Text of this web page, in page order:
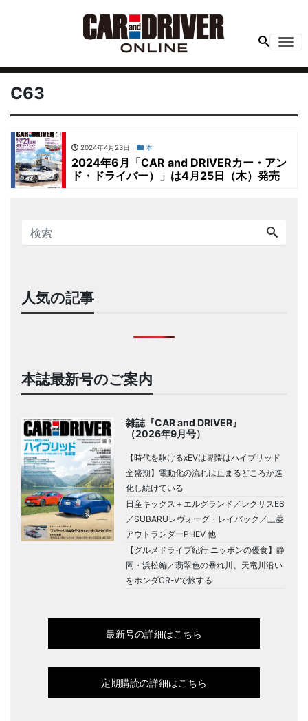
C63
2024年4月23日 本
2024年6月「CAR and DRIVERカー・アン
ド・ドライバー）」は4月25日（木）発売
人気の記事
本誌最新号のご案内
雑誌『CAR and DRIVER』
（2026年9月号）
【時代を駆けるxEVは界隈はハイブリッド
全盛期】電動化の流れは止まるどころか進
化し続けている
日産キックス＋エルグランド／レクサスES
／SUBARUレヴォーグ・レイバック／三菱
アウトランダーPHEV 他
【グルメドライブ紀行 ニッポンの優食】静
岡・浜松編／翡翠色の暴れ川、天竜川沿い
をホンダCR-Vで旅する
最新号の詳細はこちら
定期購読の詳細はこちら